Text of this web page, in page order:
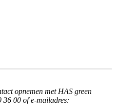
opnemen met HAS green
36 00 of e-mailadres: